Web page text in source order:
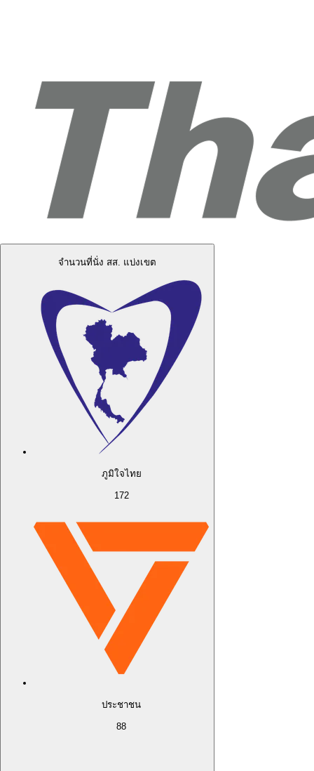
จำนวนที่นั่ง สส. แบ่งเขต
ภูมิใจไทย
172
ประชาชน
88